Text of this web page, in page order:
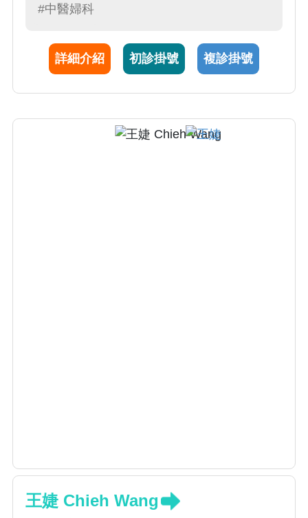
胎、產歷程，也守護孩子健康。顏醫師相信，
理、生活節奏與身心照護，減少不適、提升生
活品質。 看的是婦科，照顧的是妳整個人—從
#中醫婦科
詳細介紹 初診掛號 複診掛號
王婕 Chieh Wang